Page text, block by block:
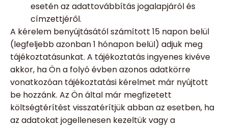
esetén az adattovábbítás jogalapjáról és
címzettjéről.
A kérelem benyújtásától számított 15 napon belül
(legfeljebb azonban 1 hónapon belül) adjuk meg
tájékoztatásunkat. A tájékoztatás ingyenes kivéve
akkor, ha Ön a folyó évben azonos adatkörre
vonatkozóan tájékoztatási kérelmet már nyújtott
be hozzánk. Az Ön által már megfizetett
költségtérítést visszatérítjük abban az esetben, ha
az adatokat jogellenesen kezeltük vagy a